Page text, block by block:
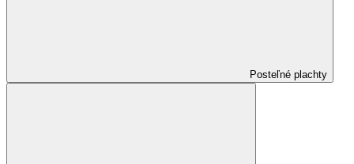
Posteľné plachty